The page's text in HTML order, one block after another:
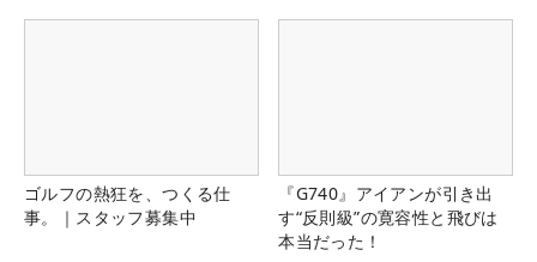
ゴルフの熱狂を、つくる仕
事。｜スタッフ募集中
『G740』アイアンが引き出
す“反則級”の寛容性と飛びは
本当だった！